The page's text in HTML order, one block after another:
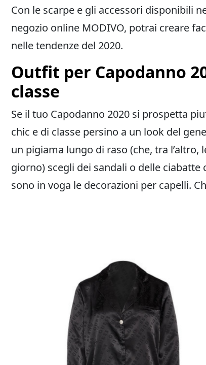
Con le scarpe e gli accessori disponibili
negozio online MODIVO, potrai creare
nelle tendenze del 2020.
Outfit per Capodanno
classe
Se il tuo Capodanno 2020 si prospetta
chic e di classe persino a un look del
un pigiama lungo di raso (che, tra
giorno) scegli dei sandali o delle ciabatte
sono in voga le decorazioni per capelli.